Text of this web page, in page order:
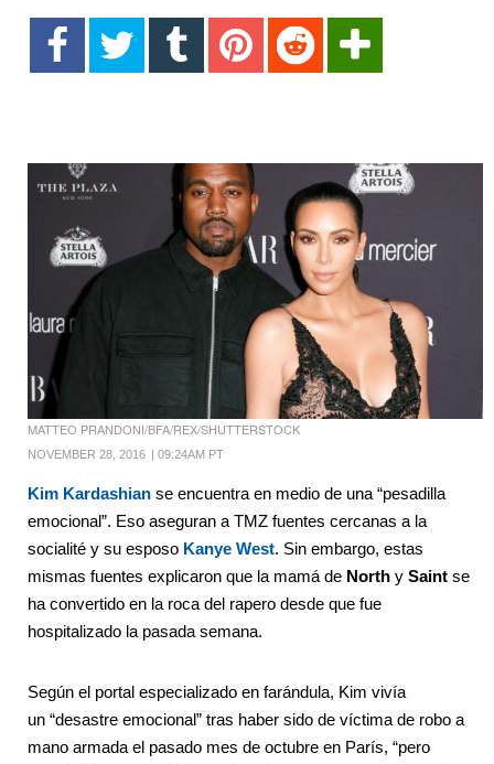
MATTEO PRANDONI/BFA/REX/SHUTTERSTOCK
NOVEMBER 28, 2016 09:24AM PT
Kim Kardashian se encuentra en medio de una “pesadilla
emocional”. Eso aseguran a TMZ fuentes cercanas a la
socialité y su esposo Kanye West. Sin embargo, estas
mismas fuentes explicaron que la mamá de North y Saint se
ha convertido en la roca del rapero desde que fue
hospitalizado la pasada semana.
Según el portal especializado en farándula, Kim vivía
un “desastre emocional” tras haber sido de víctima de robo a
mano armada el pasado mes de octubre en París, “pero